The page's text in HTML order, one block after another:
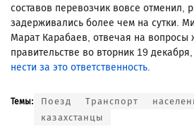
составов перевозчик вовсе отменил,
задерживались более чем на сутки.
Марат Карабаев, отвечая на вопросы
правительстве во вторник 19
нести за это ответственность.
Темы: Поезд Транспорт
казахстанцы